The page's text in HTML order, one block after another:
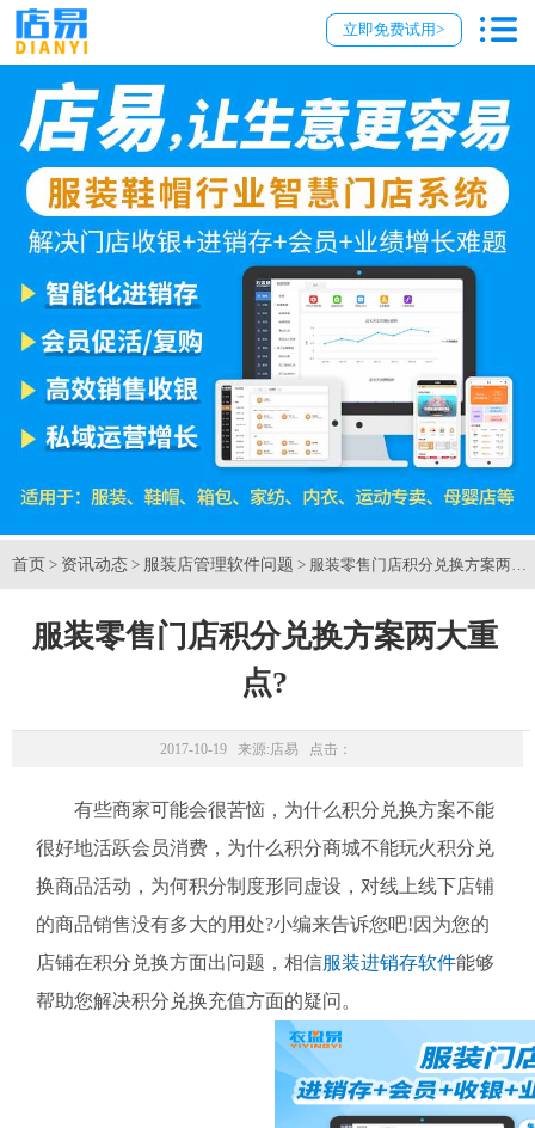
立即免费试用>
首页 > 资讯动态 > 服装店管理软件问题 > 服装零售门店积分兑换方案两大
服装零售门店积分兑换方案两大重
点?
2017-10-19 来源:店易 点击：
有些商家可能会很苦恼，为什么积分兑换方案不能
很好地活跃会员消费，为什么积分商城不能玩火积分兑
换商品活动，为何积分制度形同虚设，对线上线下店铺
的商品销售没有多大的用处?小编来告诉您吧!因为您的
店铺在积分兑换方面出问题，相信服装进销存软件能够
帮助您解决积分兑换充值方面的疑问。